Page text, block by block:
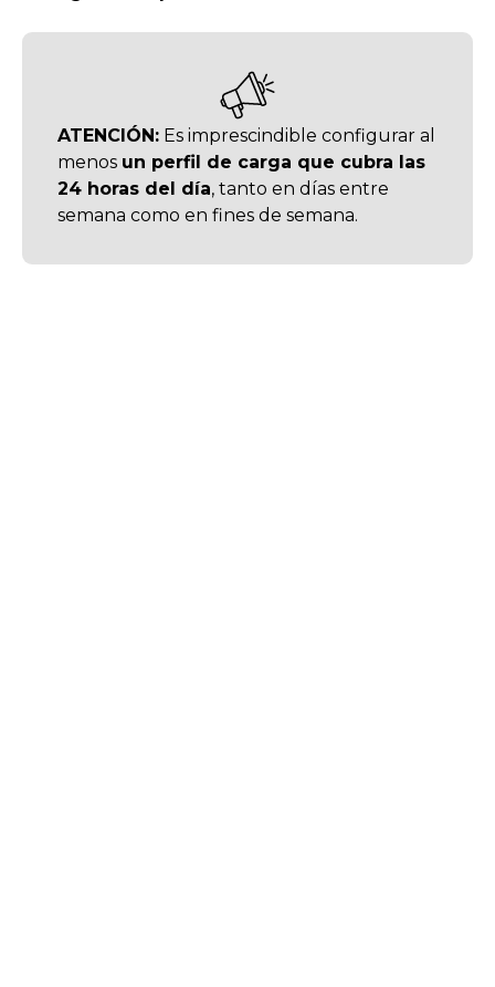
ATENCIÓN: Es imprescindible configurar al
menos un perfil de carga que cubra las
24 horas del día, tanto en días entre
semana como en fines de semana.